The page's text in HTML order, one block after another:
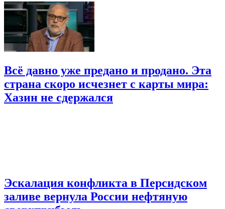
Всё давно уже предано и продано. Эта
страна скоро исчезнет с карты мира:
Хазин не сдержался
Эскалация конфликта в Персидском
заливе вернула России нефтяную